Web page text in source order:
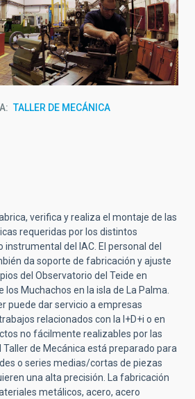
TALLER DE MECÁNICA
verifica y realiza el montaje de las
requeridas por los distintos
del IAC. El personal del
da soporte de fabricación y ajuste
del Observatorio del Teide en
los Muchachos en la isla de La Palma.
puede dar servicio a empresas
relacionados con la I+D+i o en
no fácilmente realizables por las
Taller de Mecánica está preparado para
o series medias/cortas de piezas
una alta precisión. La fabricación
metálicos, acero, acero